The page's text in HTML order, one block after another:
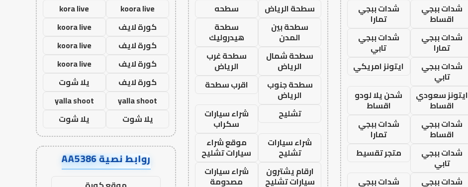
شدات ببجي
اقساط
شدات ببجي
تمارا
شدات ببجي
تمارا
شدات ببجي
تابي
شدات ببجي
تابي
ايتونز امريكي
ايتونز سعودي
اقساط
شحن يلا لودو
اقساط
شدات ببجي
اقساط
شدات ببجي
تمارا
شدات ببجي
تابي
متجر تقسيط
شدات ببجي
شدات ببجي
سطحة الرياض
سطحه
سطحة بين
المدن
سطحة
هيدروليك
سطحة شمال
الرياض
سطحة غرب
الرياض
سطحة جنوب
الرياض
اقرب سطحة
تشليح
شراء سيارات
سكراب
شراء سيارات
تشليح
موقع شراء
سيارات تشليح
ارقام يشترون
سيارات تشليح
شراء سيارات
مصدومة
koora live
kora live
كورة لايف
koora live
كورة لايف
koora live
كورة لايف
koora live
كورة لايف
يلا شوت
yalla shoot
yalla shoot
يلا شوت
يلا شوت
روابط نصية AA5386